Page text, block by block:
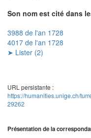
Son nom est cité dans
3988 de l'an 1728
4017 de l'an 1728
➤ Lister (2)
URL persistante :
https://humanities.unige.ch/
29262
Présentation de la